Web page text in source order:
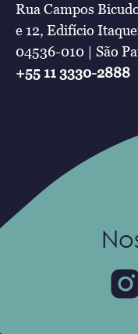
Rua Campos
e 12, Edifício
04536-010 | São
+55 11 3330-2888